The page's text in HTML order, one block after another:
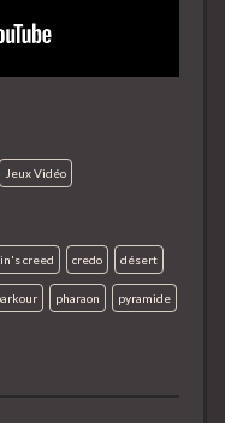
Jeux Vidéo
creed credo désert
pharaon pyramide